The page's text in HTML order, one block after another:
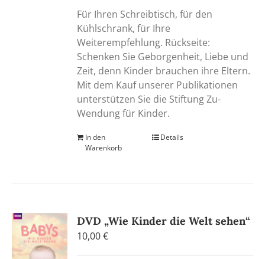
Für Ihren Schreibtisch, für den
Kühlschrank, für Ihre
Weiterempfehlung. Rückseite:
Schenken Sie Geborgenheit, Liebe und
Zeit, denn Kinder brauchen ihre Eltern.
Mit dem Kauf unserer Publikationen
unterstützen Sie die Stiftung Zu-
Wendung für Kinder.
In den
Warenkorb
Details
DVD „Wie Kinder die Welt sehen“
10,00€